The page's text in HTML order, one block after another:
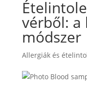
vérből: a
módszer
Allergiák és